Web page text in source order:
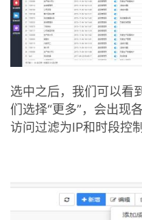
选中之后，我们可以看
们选择“更多”，会出现
访问过滤为IP和时段控